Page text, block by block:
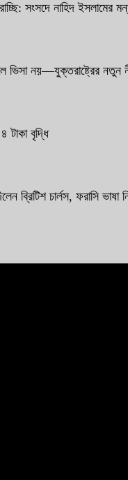
সংসদে নাহিদ ইসলামের
ভিসা নয়—যুক্তরাষ্ট্রের নতুন
টাকা বৃদ্ধি
ব্রিটিশ চার্লস, ফরাসি ভাষা